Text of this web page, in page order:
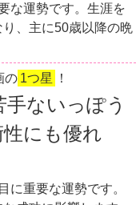
な運勢です。生涯を
、主に50歳以降の晩
の 1つ星 ！
ないっぽう
にも優れ
に重要な運勢です。